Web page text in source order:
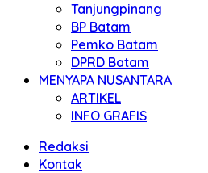
Tanjungpinang
BP Batam
Pemko Batam
DPRD Batam
MENYAPA NUSANTARA
ARTIKEL
INFO GRAFIS
Redaksi
Kontak